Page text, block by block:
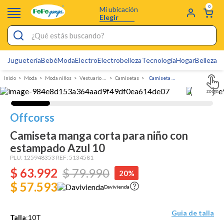
Mi ubicación
Elegir
0
¿Qué estás buscando?
JugueteriaBebéModaElectroElectrobellezaTecnologíaHogarBelleza
Moda Moda niños Vestuario Exterior Niño Camisetas
Offcorss
Camiseta manga corta para niño con
estampado Azul 10
PLU: 125948353 REF: 5134581
$ 63.992 $79.990 20%
$ 57.593 Davivienda
Talla:10T
Guia de talla
Pijamas
Electro
Figuras Toy Story
Carters
Silla Mecedora Bebé
Bebes
Cartas Pokemon